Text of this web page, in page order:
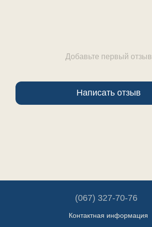
Добавьте первый отзыв
Написать отзыв
(067) 327-70-76
Контактная информация